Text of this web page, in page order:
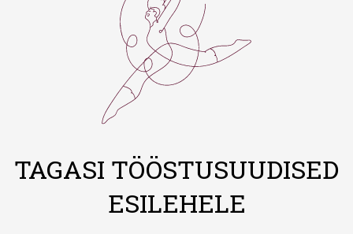
TAGASI TÖÖSTUSUUDISED
ESILEHELE